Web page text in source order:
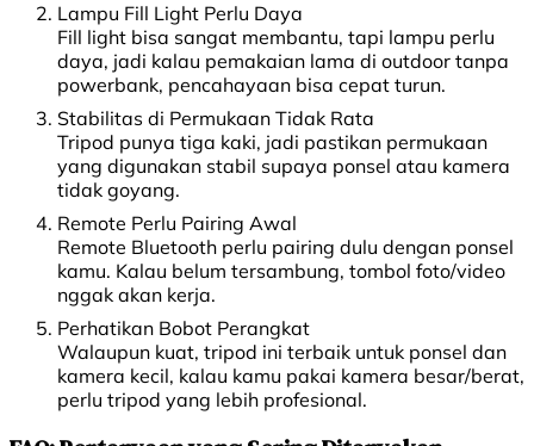
Lampu Fill Light Perlu Daya
Fill light bisa sangat membantu, tapi lampu perlu
daya, jadi kalau pemakaian lama di outdoor tanpa
powerbank, pencahayaan bisa cepat turun.
Stabilitas di Permukaan Tidak Rata
Tripod punya tiga kaki, jadi pastikan permukaan
yang digunakan stabil supaya ponsel atau kamera
tidak goyang.
Remote Perlu Pairing Awal
Remote Bluetooth perlu pairing dulu dengan ponsel
kamu. Kalau belum tersambung, tombol foto/video
nggak akan kerja.
Perhatikan Bobot Perangkat
Walaupun kuat, tripod ini terbaik untuk ponsel dan
kamera kecil, kalau kamu pakai kamera besar/berat,
perlu tripod yang lebih profesional.